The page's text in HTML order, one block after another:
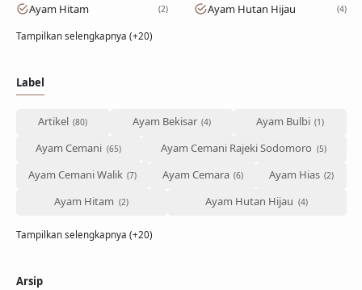
Ayam Hitam 2 Ayam Hutan Hijau 4
Tampilkan selengkapnya (+20)
Label
Artikel Ayam Bekisar
Ayam Bulbi
Ayam Cemani
Ayam Cemani Rajeki Sodomoro
Ayam Cemani Walik
Ayam Cemara
Ayam Hias
Ayam Hitam
Ayam Hutan Hijau
Tampilkan selengkapnya (+20)
Arsip